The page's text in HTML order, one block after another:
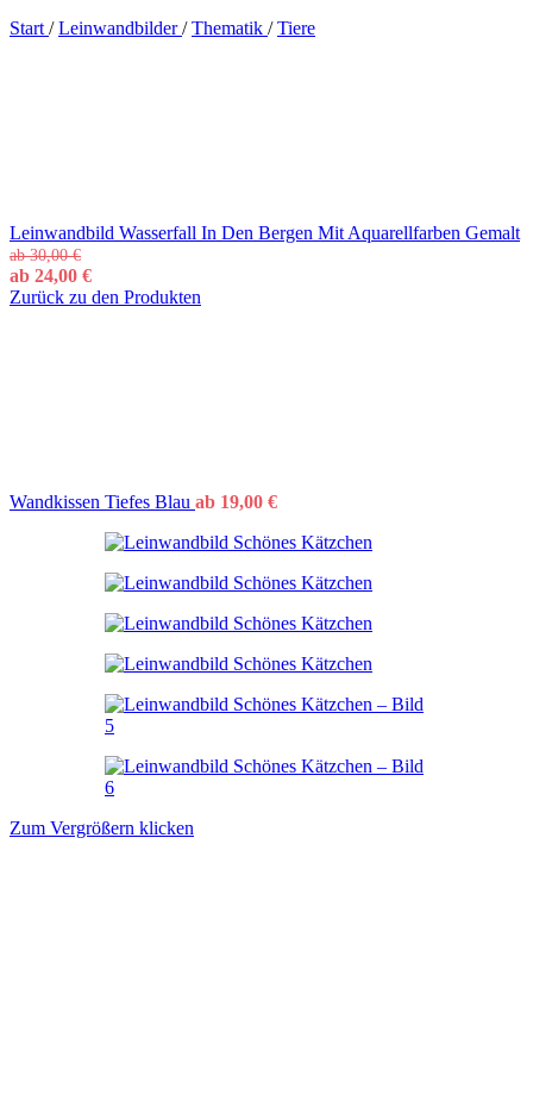
Start / Leinwandbilder/ Thematik / Tiere
Leinwandbild Wasserfall In Den Bergen Mit Aquarellfarben Gemalt
ab30,00€
ab 24,00 €
Zurück zu den Produkten
Wandkissen Tiefes Blau ab 19,00 €
Zum Vergrößern klicken